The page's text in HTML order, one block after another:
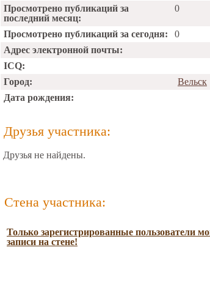
Просмотрено публикаций за
последний месяц:
0
Просмотрено публикаций за сегодня:
0
Адрес электронной почты:
ICQ:
Город:
Вельск
Дата рождения:
Друзья участника:
Друзья не найдены.
Стена участника:
Только зарегистрированные пользователи
записи на стене!